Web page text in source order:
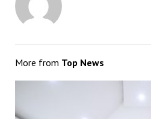
More from Top News